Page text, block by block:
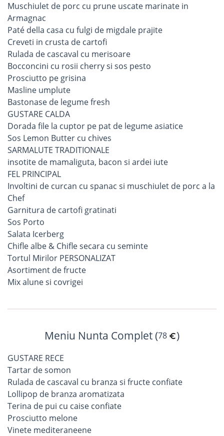
Muschiulet de porc cu prune uscate marinate in
Armagnac
Paté della casa cu fulgi de migdale prajite
Creveti in crusta de cartofi
Rulada de cascaval cu merisoare
Bocconcini cu rosii cherry si sos pesto
Prosciutto pe grisina
Masline umplute
Bastonase de legume fresh
GUSTARE CALDA
Dorada file la cuptor pe pat de legume asiatice
Sos Lemon Butter cu chives
SARMALUTE TRADITIONALE
insotite de mamaliguta, bacon si ardei iute
FEL PRINCIPAL
Involtini de curcan cu spanac si muschiulet de porc a la
Chef
Garnitura de cartofi gratinati
Sos Porto
Salata Icerberg
Chifle albe & Chifle secara cu seminte
Tortul Mirilor PERSONALIZAT
Asortiment de fructe
Mix alune si covrigei
Meniu Nunta Complet (78 )
GUSTARE RECE
Tartar de somon
Rulada de cascaval cu branza si fructe confiate
Lollipop de branza aromatizata
Terina de pui cu caise confiate
Prosciutto melone
Vinete mediteraneene